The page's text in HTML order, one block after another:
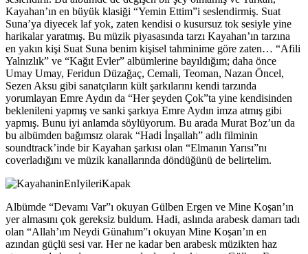
Kayahan’ın en büyük klasiği “Yemin Ettim”i seslendirmiş. Suat
Suna’ya diyecek laf yok, zaten kendisi o kusursuz tok sesiyle yine
harikalar yaratmış. Bu müzik piyasasında tarzı Kayahan’ın tarzına
en yakın kişi Suat Suna benim kişisel tahminime göre zaten… “Afili
Yalnızlık” ve “Kağıt Evler” albümlerine bayıldığım; daha önce
Umay Umay, Feridun Düzağaç, Cemali, Teoman, Nazan Öncel,
Sezen Aksu gibi sanatçıların kült şarkılarını kendi tarzında
yorumlayan Emre Aydın da “Her şeyden Çok”ta yine kendisinden
beklenileni yapmış ve sanki şarkıya Emre Aydın imza atmış gibi
yapmış. Bunu iyi anlamda söylüyorum. Bu arada Murat Boz’un da
bu albümden bağımsız olarak “Hadi İnşallah” adlı filminin
soundtrack’inde bir Kayahan şarkısı olan “Elmanın Yarısı”nı
coverladığını ve müzik kanallarında döndüğünü de belirtelim.
Albümde “Devamı Var”ı okuyan Gülben Ergen ve Mine Koşan’ın
yer almasını çok gereksiz buldum. Hadi, aslında arabesk damarı tadı
olan “Allah’ım Neydi Günahım”ı okuyan Mine Koşan’ın en
azından güçlü sesi var. Her ne kadar ben arabesk müzikten haz